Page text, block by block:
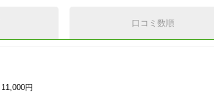
口コミ数順
11,000円